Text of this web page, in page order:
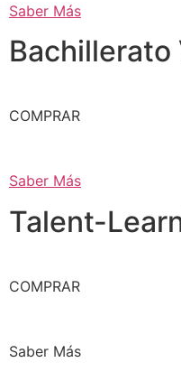
Saber Más
Bachillerato
COMPRAR
Saber Más
Talent-
COMPRAR
Saber Más